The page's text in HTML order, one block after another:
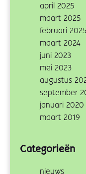
april 2025
maart 2025
februari 2025
maart 2024
juni 2023
mei 2023
augustus
september
januari 2020
maart 2019
Categorieën
nieuws